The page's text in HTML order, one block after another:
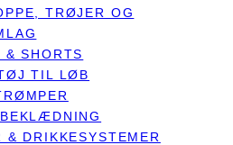
TRØJER OG
& SHORTS
TIL LØB
& DRIKKESYSTEMER